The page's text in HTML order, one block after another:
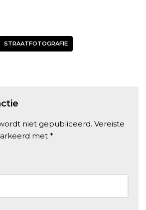
STRAATFOTOGRAFIE
niet gepubliceerd. Vereiste
met *